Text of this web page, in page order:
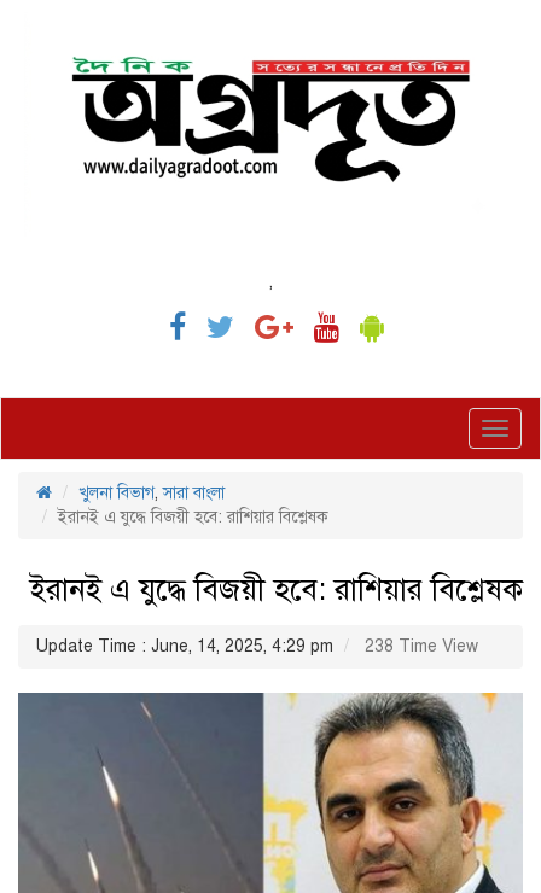
,
খুলনা বিভাগ,সারা বাংলা
ইরানই এ যুদ্ধে বিজয়ী হবে: রাশিয়ার বিশ্লেষক
ইরানই এ যুদ্ধে বিজয়ী হবে: রাশিয়ার বিশ্লেষক
Update Time : June, 14, 2025, 4:29 pm 238 Time View